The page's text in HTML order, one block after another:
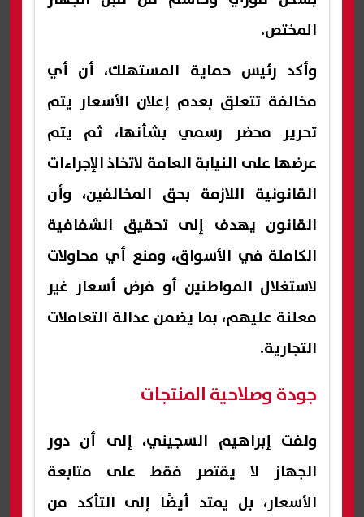
المختص.
وأكد رئيس حماية المستهلك، أن أي
مخالفة تتعلق بعدم إعلان الأسعار يتم
تحرير محضر رسمي بشأنها، ثم يتم
عرضها على النيابة العامة لاتخاذ الإجراءات
القانونية اللازمة بحق المخالفين، وأن
القانون يهدف إلى تحقيق الشفافية
الكاملة في الأسواق، ومنع أي محاولات
لاستغلال المواطنين أو فرض أسعار غير
معلنة عليهم، بما يضمن عدالة التعاملات
التجارية.
جودة وصلاحية المنتجات
ولفت إبراهيم السجيني، إلى أن دور
الجهاز لا يقتصر فقط على متابعة
الأسعار، بل يمتد أيضًا إلى التأكد من